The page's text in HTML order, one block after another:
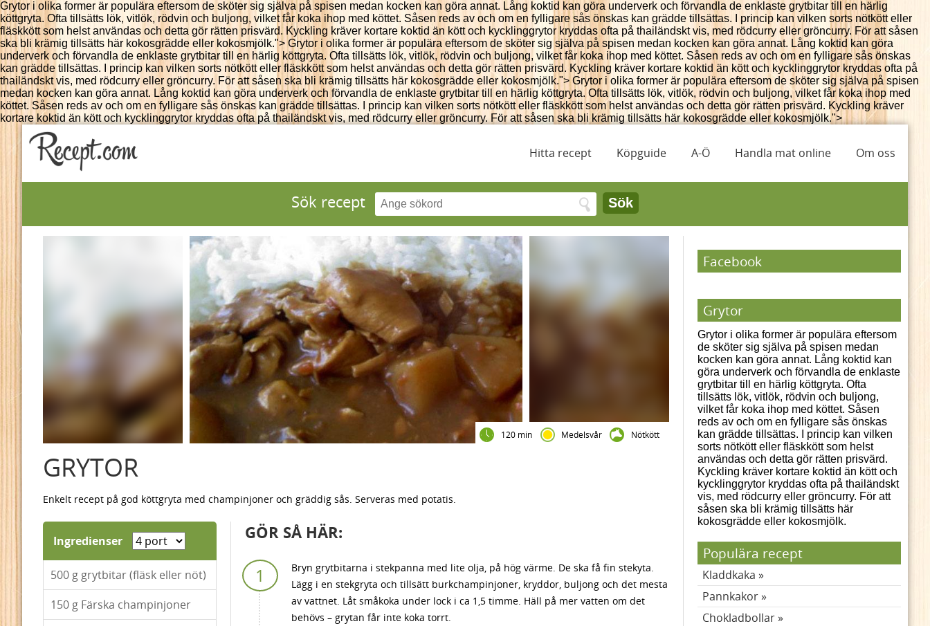
Grytor i olika former är populära eftersom de sköter sig själva på spisen medan kocken kan göra annat. Lång koktid kan göra underverk och förvandla de enklaste grytbitar till en härlig
köttgryta. Ofta tillsätts lök, vitlök, rödvin och buljong, vilket får koka ihop med köttet. Såsen reds av och om en fylligare sås önskas kan grädde tillsättas. I princip kan vilken sorts nötkött eller
fläskkött som helst användas och detta gör rätten prisvärd. Kyckling kräver kortare koktid än kött och kycklinggrytor kryddas ofta på thailändskt vis, med rödcurry eller gröncurry. För att såsen
ska bli krämig tillsätts här kokosgrädde eller kokosmjölk."> Grytor i olika former är populära eftersom de sköter sig själva på spisen medan kocken kan göra annat. Lång koktid kan göra
underverk och förvandla de enklaste grytbitar till en härlig köttgryta. Ofta tillsätts lök, vitlök, rödvin och buljong, vilket får koka ihop med köttet. Såsen reds av och om en fylligare sås önskas
kan grädde tillsättas. I princip kan vilken sorts nötkött eller fläskkött som helst användas och detta gör rätten prisvärd. Kyckling kräver kortare koktid än kött och kycklinggrytor kryddas ofta på
thailändskt vis, med rödcurry eller gröncurry. För att såsen ska bli krämig tillsätts här kokosgrädde eller kokosmjölk."> Grytor i olika former är populära eftersom de sköter sig själva på spisen
medan kocken kan göra annat. Lång koktid kan göra underverk och förvandla de enklaste grytbitar till en härlig köttgryta. Ofta tillsätts lök, vitlök, rödvin och buljong, vilket får koka ihop med
köttet. Såsen reds av och om en fylligare sås önskas kan grädde tillsättas. I princip kan vilken sorts nötkött eller fläskkött som helst användas och detta gör rätten prisvärd. Kyckling kräver
kortare koktid än kött och kycklinggrytor kryddas ofta på thailändskt vis, med rödcurry eller gröncurry. För att såsen ska bli krämig tillsätts här kokosgrädde eller kokosmjölk.">
Hitta recept Köpguide A-Ö Handla mat online Om oss
Sök recept Sök
120 min Medelsvår Nötkött
GRYTOR
Enkelt recept på god köttgryta med champinjoner och gräddig sås. Serveras med potatis.
Ingredienser
500 g grytbitar (fläsk eller nöt)
150 g Färska champinjoner
GÖR SÅ HÄR:
Bryn grytbitarna i stekpanna med lite olja, på hög värme. De ska få fin stekyta.
Lägg i en stekgryta och tillsätt burkchampinjoner, kryddor, buljong och det mesta
av vattnet. Låt småkoka under lock i ca 1,5 timme. Häll på mer vatten om det
behövs – grytan får inte koka torrt.
Facebook
Grytor
Grytor i olika former är populära eftersom
de sköter sig själva på spisen medan
kocken kan göra annat. Lång koktid kan
göra underverk och förvandla de enklaste
grytbitar till en härlig köttgryta. Ofta
tillsätts lök, vitlök, rödvin och buljong,
vilket får koka ihop med köttet. Såsen
reds av och om en fylligare sås önskas
kan grädde tillsättas. I princip kan vilken
sorts nötkött eller fläskkött som helst
användas och detta gör rätten prisvärd.
Kyckling kräver kortare koktid än kött och
kycklinggrytor kryddas ofta på thailändskt
vis, med rödcurry eller gröncurry. För att
såsen ska bli krämig tillsätts här
kokosgrädde eller kokosmjölk.
Populära recept
Kladdkaka
Pannkakor
Chokladbollar